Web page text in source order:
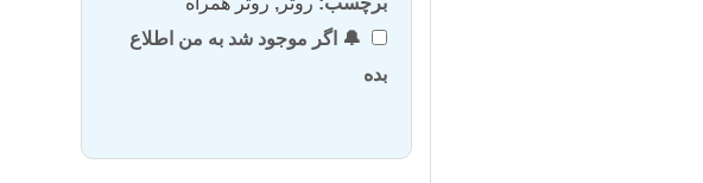
🔔 اگر موجود شد به من اطلاع
بده